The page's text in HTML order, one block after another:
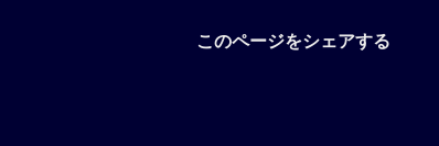
このページをシェアする